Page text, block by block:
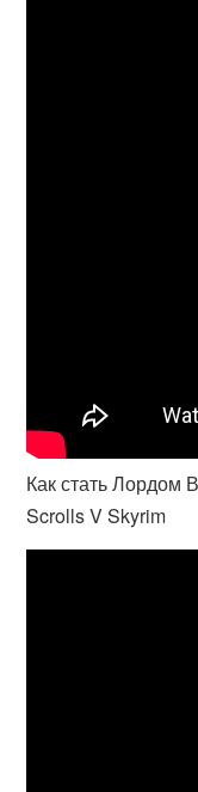
Как стать Лордом
Scrolls V Skyrim